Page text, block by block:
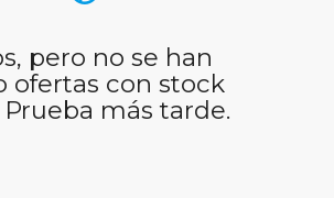
pero no se han
ofertas con stock
más tarde.